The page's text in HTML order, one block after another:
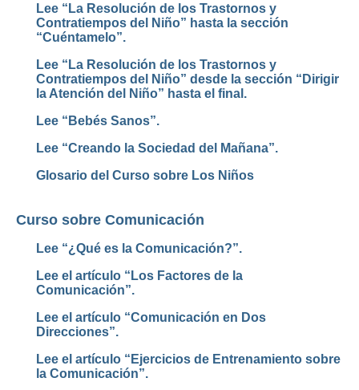
Lee “La Resolución de los Trastornos y
Contratiempos del Niño” hasta la sección
“Cuéntamelo”.
Lee “La Resolución de los Trastornos y
Contratiempos del Niño” desde la sección “Dirigir
la Atención del Niño” hasta el final.
Lee “Bebés Sanos”.
Lee “Creando la Sociedad del Mañana”.
Glosario del Curso sobre Los Niños
Curso sobre Comunicación
Lee “¿Qué es la Comunicación?”.
Lee el artículo “Los Factores de la
Comunicación”.
Lee el artículo “Comunicación en Dos
Direcciones”.
Lee el artículo “Ejercicios de Entrenamiento sobre
la Comunicación”.